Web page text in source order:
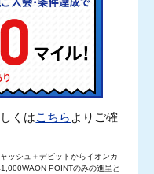
くはこちら よりご確
ッシュ＋デビットからイオンカ
POINTのみの進呈と